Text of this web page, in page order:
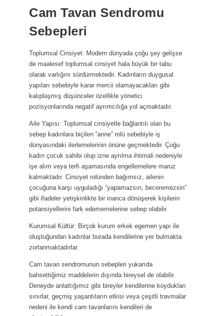
Cam Tavan Sendromu
Sebepleri
Toplumsal Cinsiyet: Modern dünyada çoğu şey gelişse
de maalesef toplumsal cinsiyet hala büyük bir tabu
olarak varlığını sürdürmektedir. Kadınların duygusal
yapıları sebebiyle karar mercii olamayacakları gibi
kalıplaşmış düşünceler özellikle yönetici
pozisyonlarında negatif ayrımcılığa yol açmaktadır.
Aile Yapısı: Toplumsal cinsiyetle bağlantılı olan bu
sebep kadınlara biçilen “anne” rolü sebebiyle iş
dünyasındaki ilerlemelerinin önüne geçmektedir. Çoğu
kadın çocuk sahibi olup izne ayrılma ihtimali nedeniyle
işe alım veya terfi aşamasında engellemelere maruz
kalmaktadır. Cinsiyet rolünden bağımsız, ailenin
çocuğuna karşı uyguladığı “yapamazsın, beceremezsin”
gibi ifadeler yetişkinlikte bir inanca dönüşerek kişilerin
potansiyellerini fark edememelerine sebep olabilir.
Kurumsal Kültür: Birçok kurum erkek egemen yapı ile
oluştuğundan kadınlar burada kendilerine yer bulmakta
zorlanmaktadırlar.
Cam tavan sendromunun sebepleri yukarıda
bahsettiğimiz maddelerin dışında bireysel de olabilir.
Deneyde anlattığımız gibi bireyler kendilerine koydukları
sınırlar, geçmiş yaşantıların etkisi veya çeşitli travmalar
nedeni ile kendi cam tavanlarını kendileri de